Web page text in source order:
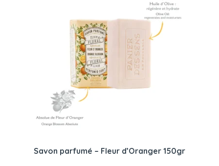
Savon parfumé – Fleur d’Oranger 150gr